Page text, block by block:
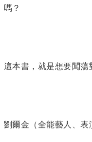
嗎？
這本書，就是想要闖蕩
劉爾金（全能藝人、表